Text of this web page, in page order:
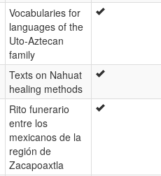
Vocabularies for
languages of the
Uto-Aztecan
family
Texts on Nahuat
healing methods
Rito funerario
entre los
mexicanos de la
región de
Zacapoaxtla